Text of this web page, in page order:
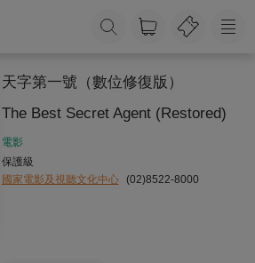
天字第一號（數位修復版）
The Best Secret Agent (Restored)
電影
保護級
國家電影及視聽文化中心 (02)8522-8000